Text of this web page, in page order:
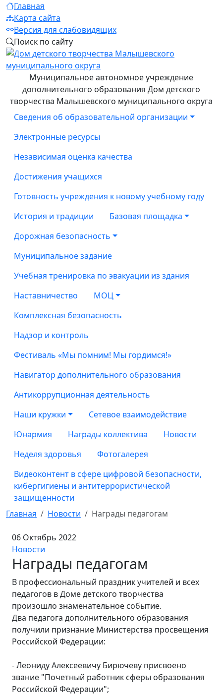
Главная
Карта сайта
Версия для слабовидящих
Поиск по сайту
Муниципальное автономное учреждение
дополнительного образования Дом детского
творчества Малышевского муниципального округа
Сведения об образовательной организации
Электронные ресурсы
Независимая оценка качества
Достижения учащихся
Готовность учреждения к новому учебному году
История и традиции
Базовая площадка
Дорожная безопасность
Муниципальное задание
Учебная тренировка по эвакуации из здания
Наставничество
МОЦ
Комплексная безопасность
Надзор и контроль
Фестиваль «Мы помним! Мы гордимся!»
Навигатор дополнительного образования
Антикоррупционная деятельность
Наши кружки
Сетевое взаимодействие
Юнармия
Награды коллектива
Новости
Неделя здоровья
Фотогалерея
Видеоконтент в сфере цифровой безопасности,
кибергигиены и антитеррористической
защищенности
Главная
Новости Награды педагогам
06 Октябрь 2022
Новости
Награды педагогам
В профессиональный праздник учителей и всех
педагогов в Доме детского творчества
произошло знаменательное событие.
Два педагога дополнительного образования
получили признание Министерства просвещения
Российской Федерации:
- Леониду Алексеевичу Бирючеву присвоено
звание "Почетный работник сферы образования
Российской Федерации";